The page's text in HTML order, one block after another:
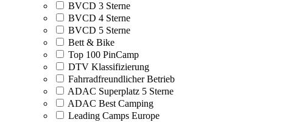
BVCD 3 Sterne
BVCD 4 Sterne
BVCD 5 Sterne
Bett & Bike
Top 100 PinCamp
DTV Klassifizierung
Fahrradfreundlicher Betrieb
ADAC Superplatz 5 Sterne
ADAC Best Camping
Leading Camps Europe